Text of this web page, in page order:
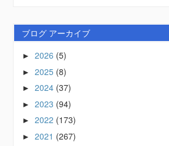
ブログ アーカイブ
►2026 (5)
►2025 (8)
►2024 (37)
►2023 (94)
►2022 (173)
►2021 (267)